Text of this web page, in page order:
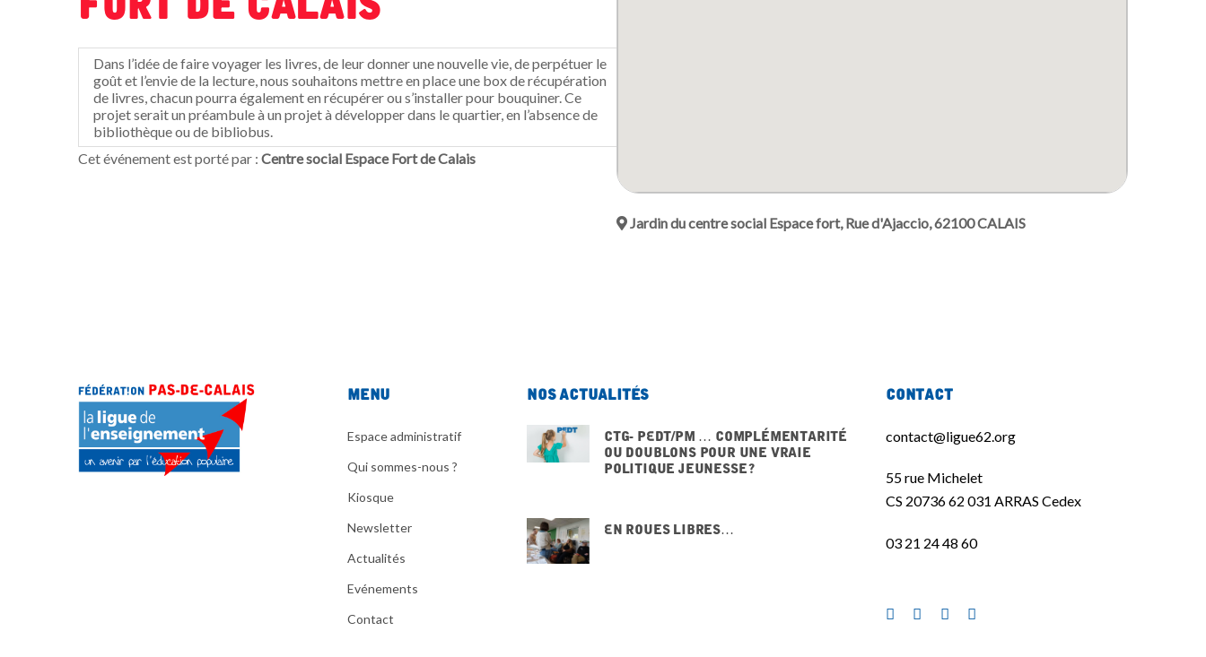
Dans l’idée de faire voyager les livres, de leur donner une nouvelle vie, de perpétuer le
goût et l’envie de la lecture, nous souhaitons mettre en place une box de récupération
de livres, chacun pourra également en récupérer ou s’installer pour bouquiner. Ce
projet serait un préambule à un projet à développer dans le quartier, en l’absence de
bibliothèque ou de bibliobus.
Cet événement est porté par : Centre social Espace Fort de Calais
Jardin du centre social Espace fort, Rue d'Ajaccio, 62100 CALAIS
Menu
Espace administratif
Qui sommes-nous ?
Kiosque
Newsletter
Actualités
Evénements
Contact
Nos actualités
CTG- PEdT/PM … Complémentarité
ou doublons pour une vraie
politique jeunesse ?
En Roues Libres…
Contact
contact@ligue62.org
55 rue Michelet
CS 20736 62 031 ARRAS Cedex
03 21 24 48 60